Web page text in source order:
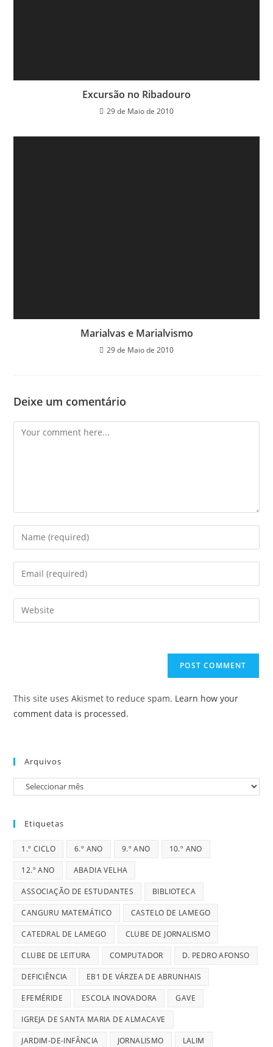
Excursão no Ribadouro
29 de Maio de 2010
Marialvas e Marialvismo
29 de Maio de 2010
Deixe um comentário
Comment
Enter
your
name
comment
Enter
your
email
address
Enter
your
This site uses Akismet to reduce spam. Learn how your
comment data is processed.
Arquivos
Arquivos
Etiquetas
1.º CICLO 6.º ANO 9.º ANO 10.º ANO
12.º ANO ABADIA VELHA
ASSOCIAÇÃO DE ESTUDANTES BIBLIOTECA
CANGURU MATEMÁTICO CASTELO DE LAMEGO
CATEDRAL DE LAMEGO CLUBE DE JORNALISMO
CLUBE DE LEITURA COMPUTADOR D. PEDRO AFONSO
DEFICIÊNCIA EB1 DE VÁRZEA DE ABRUNHAIS
EFEMÉRIDE ESCOLA INOVADORA GAVE
IGREJA DE SANTA MARIA DE ALMACAVE
JARDIM-DE-INFÂNCIA JORNALISMO LALIM